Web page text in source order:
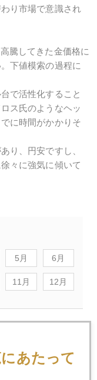
り市場で意識され
騰してきた金価格に
下値模索の過程に
で活性化すること
ス氏のようなヘッ
に時間がかかりそ
り、円安ですし、
々に強気に傾いて
5月 6月
11月 12月
あたって